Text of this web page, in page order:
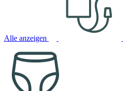
Alle anzeigen